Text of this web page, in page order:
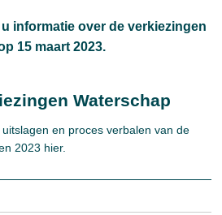
informatie over de verkiezingen
15 maart 2023.
Waterschap
en proces verbalen van de
2023 hier.